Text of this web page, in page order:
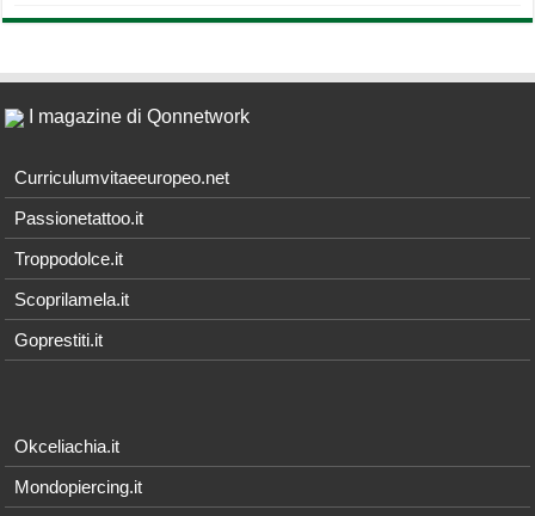
I magazine di Qonnetwork
Curriculumvitaeeuropeo.net
Passionetattoo.it
Troppodolce.it
Scoprilamela.it
Goprestiti.it
Okceliachia.it
Mondopiercing.it